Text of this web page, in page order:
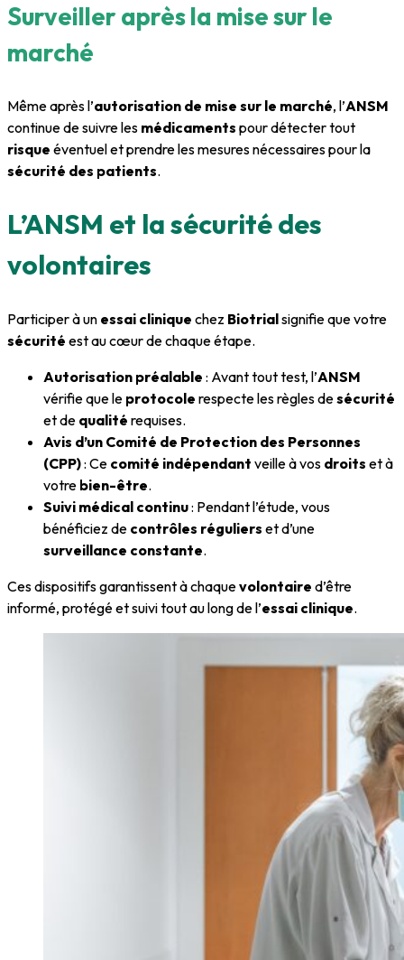
Surveiller après la mise sur le
marché
Même après l’autorisation de mise sur le marché, l’ANSM
continue de suivre les médicaments pour détecter tout
risque éventuel et prendre les mesures nécessaires pour la
sécurité des patients.
L’ANSM et la sécurité des
volontaires
Participer à un essai clinique chez Biotrialsignifie que votre
sécurité est au cœur de chaque étape.
Autorisation préalable : Avant tout test, l’ANSM
vérifie que le protocole respecte les règles desécurité
et de qualité requises.
Avis d’un Comité de Protection des Personnes
(CPP): Ce comité indépendant veille à vos droits et à
votre bien-être.
Suivi médical continu: Pendant l’étude, vous
bénéficiez de contrôles réguliers et d’une
surveillance constante.
Ces dispositifs garantissent à chaquevolontaire d’être
informé, protégé et suivi tout au long de l’essai clinique.